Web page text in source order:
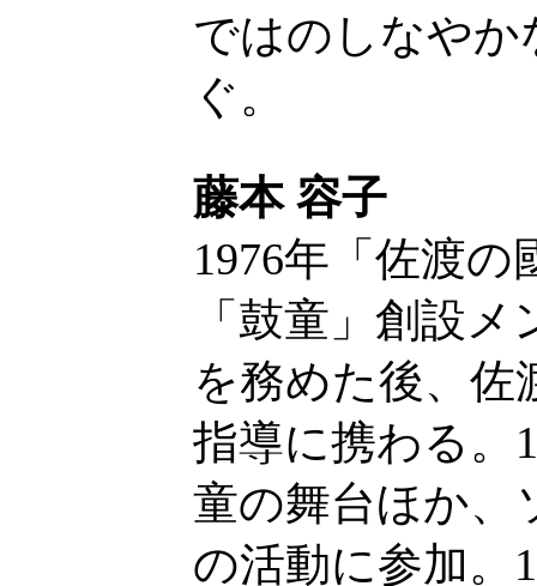
ではのしなやか
ぐ。
藤本 容子
1976年「佐渡の
「鼓童」創設
を務めた後、佐
指導に携わる。
童の舞台ほか、
の活動に参加。